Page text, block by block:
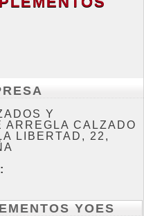
Y
ARREGLA CALZADO
LIBERTAD, 22,
YOES